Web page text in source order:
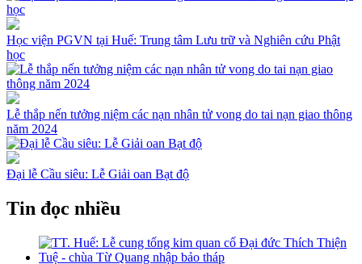
Học viện PGVN tại Huế: Trung tâm Lưu trữ và Nghiên cứu Phật
học
Lễ thắp nến tưởng niệm các nạn nhân tử vong do tai nạn giao thông
năm 2024
Đại lễ Cầu siêu: Lễ Giải oan Bạt độ
Tin đọc nhiều